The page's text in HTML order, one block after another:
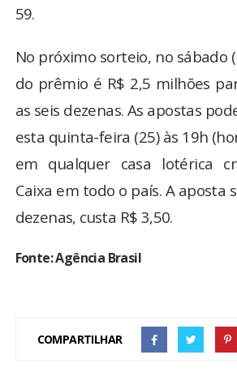
59.
No próximo sorteio, no sábado
do prêmio é R$ 2,5 milhões
as seis dezenas. As apostas
esta quinta-feira (25) às 19h
em qualquer casa lotérica
Caixa em todo o país. A aposta
dezenas, custa R$ 3,50.
Fonte: Agência Brasil
COMPARTILHAR